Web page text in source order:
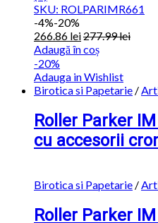
SKU: ROLPARIMR661
-4%-20%
266.86 lei277.99lei
Adaugă în coș
-20%
Adauga in Wishlist
Birotica si Papetarie /
Roller Parker
cu accesorii
Birotica si Papetarie /
Roller Parker